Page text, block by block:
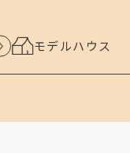
モデルハウス